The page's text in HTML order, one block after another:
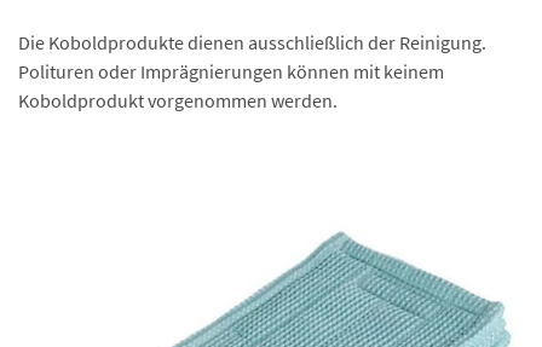
Die Koboldprodukte dienen ausschließlich der Reinigung.
Polituren oder Imprägnierungen können mit keinem
Koboldprodukt vorgenommen werden.